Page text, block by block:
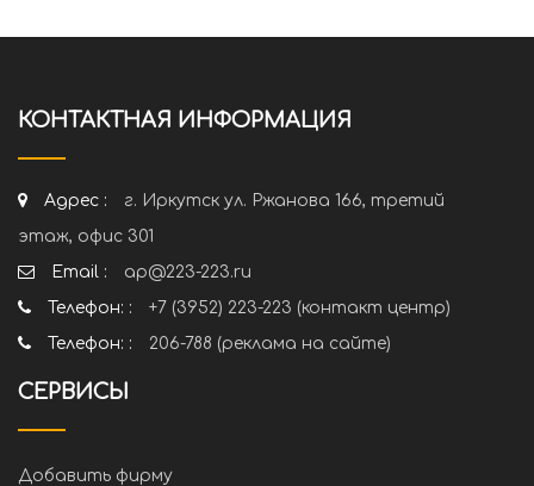
КОНТАКТНАЯ ИНФОРМАЦИЯ
Адрес :
г. Иркутск ул. Ржанова 166, третий
этаж, офис 301
Email :
ap@223-223.ru
Телефон: :
+7 (3952) 223-223 (контакт центр)
Телефон: :
206-788 (реклама на сайте)
СЕРВИСЫ
Добавить фирму